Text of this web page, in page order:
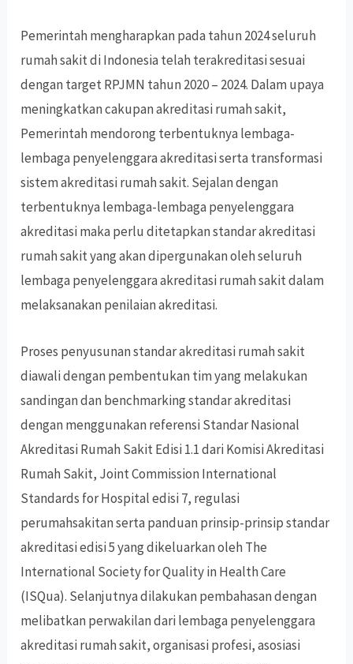
Pemerintah mengharapkan pada tahun 2024 seluruh
rumah sakit di Indonesia telah terakreditasi sesuai
dengan target RPJMN tahun 2020 – 2024. Dalam upaya
meningkatkan cakupan akreditasi rumah sakit,
Pemerintah mendorong terbentuknya lembaga-
lembaga penyelenggara akreditasi serta transformasi
sistem akreditasi rumah sakit. Sejalan dengan
terbentuknya lembaga-lembaga penyelenggara
akreditasi maka perlu ditetapkan standar akreditasi
rumah sakit yang akan dipergunakan oleh seluruh
lembaga penyelenggara akreditasi rumah sakit dalam
melaksanakan penilaian akreditasi.
Proses penyusunan standar akreditasi rumah sakit
diawali dengan pembentukan tim yang melakukan
sandingan dan benchmarking standar akreditasi
dengan menggunakan referensi Standar Nasional
Akreditasi Rumah Sakit Edisi 1.1 dari Komisi Akreditasi
Rumah Sakit, Joint Commission International
Standards for Hospital edisi 7, regulasi
perumahsakitan serta panduan prinsip-prinsip standar
akreditasi edisi 5 yang dikeluarkan oleh The
International Society for Quality in Health Care
(ISQua). Selanjutnya dilakukan pembahasan dengan
melibatkan perwakilan dari lembaga penyelenggara
akreditasi rumah sakit, organisasi profesi, asosiasi